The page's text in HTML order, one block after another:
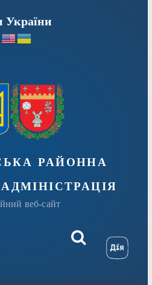
України
районна
веб-сайт